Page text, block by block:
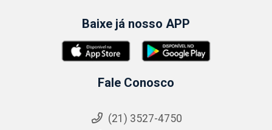
Baixe já nosso APP
Fale Conosco
(21) 3527-4750